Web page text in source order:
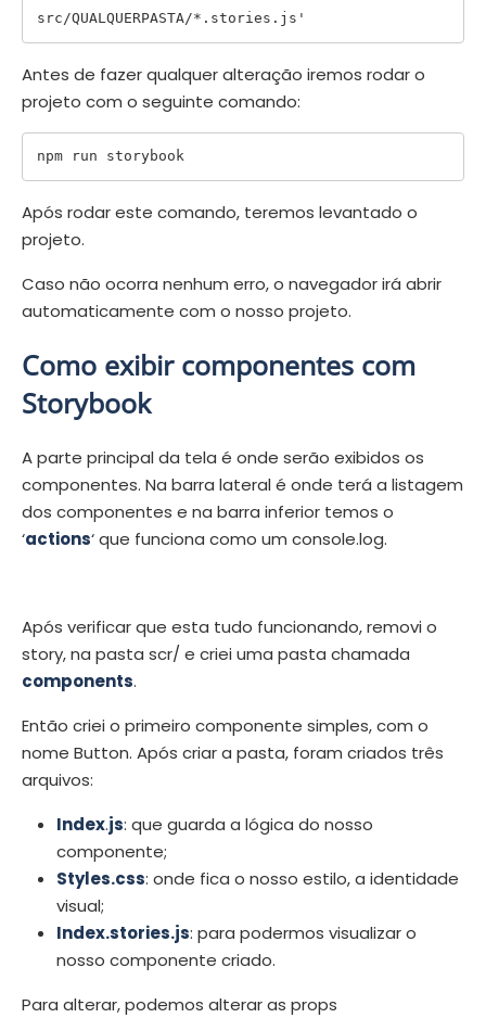
Antes de fazer qualquer alteração iremos rodar o
projeto com o seguinte comando:
Após rodar este comando, teremos levantado o
projeto.
Caso não ocorra nenhum erro, o navegador irá abrir
automaticamente com o nosso projeto.
Como exibir componentes com
Storybook
A parte principal da tela é onde serão exibidos os
componentes. Na barra lateral é onde terá a listagem
dos componentes e na barra inferior temos o
‘actions‘ que funciona como um console.log.
Após verificar que esta tudo funcionando, removi o
story, na pasta scr/ e criei uma pasta chamada
components.
Então criei o primeiro componente simples, com o
nome Button. Após criar a pasta, foram criados três
arquivos:
Index.js: que guarda a lógica do nosso
componente;
Styles.css: onde fica o nosso estilo, a identidade
visual;
Index.stories.js: para podermos visualizar o
nosso componente criado.
Para alterar, podemos alterar as props